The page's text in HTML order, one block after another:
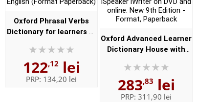
Oxford Phrasal Verbs
Dictionary for learners of
Paperback)
122,12lei
PRP: 134,20 lei
Oxford Advanced Learner
Dictionary House with
DVD and online. New 9th
Edition - Format,
Paperbac...
283,83 lei
PRP: 311,90 lei